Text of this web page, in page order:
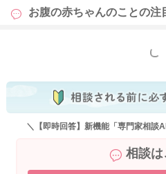
お腹の赤ちゃんのことの注
もっと見
＼【即時回答】新機能「専門家相談
相談は